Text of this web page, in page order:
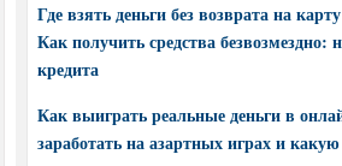
Где взять деньги без возврата на
Как получить средства безвозмездно:
кредита
Как выиграть реальные деньги в
заработать на азартных играх и